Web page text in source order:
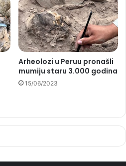
Arheolozi u Peruu pronašli
mumiju staru 3.000 godina
15/06/2023